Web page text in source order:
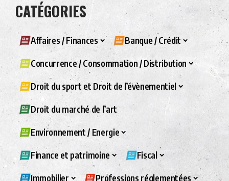
CATÉGORIES
Affaires / Finances Banque / Crédit
Concurrence / Consommation / Distribution
Droit du sport et Droit de l’évènementiel
Droit du marché de l’art
Environnement / Energie
Finance et patrimoine Fiscal
Immobilier Professions réglementées